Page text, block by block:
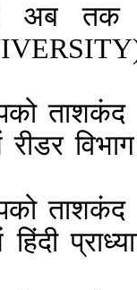
तक आप
ताशकंद
ताशकंद